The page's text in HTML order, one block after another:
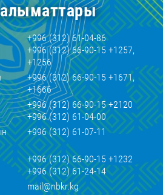
+996 (312) 61-04-86
+996 (312) 66-90-15 +1257,
+1256
+996 (312) 66-90-15 +1671,
+1666
+996 (312) 66-90-15 +2120
+996 (312) 61-04-00
+996 (312) 61-07-11
+996 (312) 66-90-15 +1232
+996 (312) 61-24-14
mail@nbkr.kg